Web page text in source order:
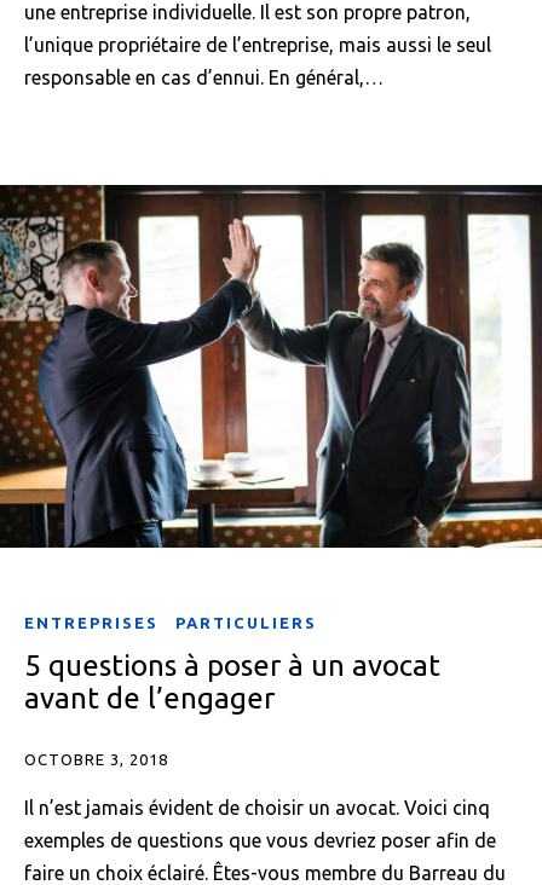
une entreprise individuelle. Il est son propre patron,
l’unique propriétaire de l’entreprise, mais aussi le seul
responsable en cas d’ennui. En général,…
ENTREPRISES PARTICULIERS
5 questions à poser à un avocat
avant de l’engager
OCTOBRE 3, 2018
Il n’est jamais évident de choisir un avocat. Voici cinq
exemples de questions que vous devriez poser afin de
faire un choix éclairé. Êtes-vous membre du Barreau du